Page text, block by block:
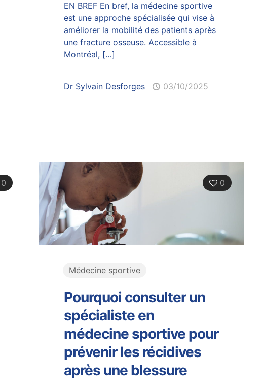
EN BREF En bref, la médecine sportive
est une approche spécialisée qui vise à
améliorer la mobilité des patients après
une fracture osseuse. Accessible à
Montréal, […]
Dr Sylvain Desforges 03/10/2025
0 0
Médecine sportive
Pourquoi consulter un
spécialiste en
médecine sportive pour
prévenir les récidives
après une blessure